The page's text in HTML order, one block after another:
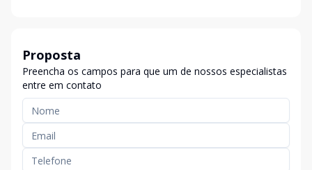
Proposta
Preencha os campos para que um de nossos especialistas
entre em contato